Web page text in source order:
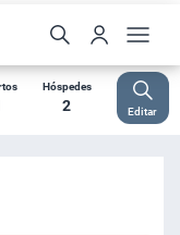
Hóspedes
2 Editar